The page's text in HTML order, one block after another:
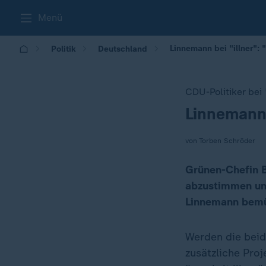
Menü
Politik Deutschland Linnemann bei "illner":
CDU-Politiker
:
von Torben Schröder
Grünen-Chefin
abzustimmen
Linnemann
Werden die
zusätzliche